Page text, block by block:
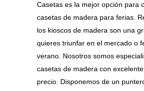
Casetas es la mejor opción para
casetas de madera para ferias.
los kioscos de madera son una
quieres triunfar en el mercado o
verano. Nosotros somos
casetas de madera con
precio. Disponemos de un